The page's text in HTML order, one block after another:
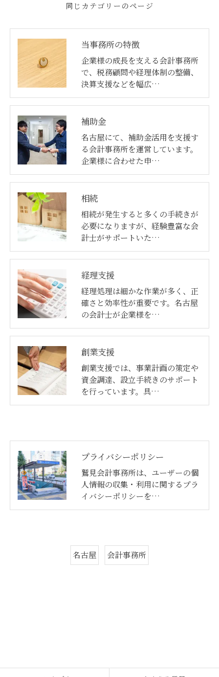
同じカテゴリーのページ
当事務所の特徴
企業様の成長を支える会計事務所
で、税務顧問や経理体制の整備、
決算支援などを幅広…
補助金
名古屋にて、補助金活用を支援す
る会計事務所を運営しています。
企業様に合わせた申…
相続
相続が発生すると多くの手続きが
必要になりますが、経験豊富な会
計士がサポートいた…
経理支援
経理処理は細かな作業が多く、正
確さと効率性が重要です。名古屋
の会計士が企業様を…
創業支援
創業支援では、事業計画の策定や
資金調達、設立手続きのサポート
を行っています。具…
プライバシーポリシー
鷲見会計事務所は、ユーザーの個
人情報の収集・利用に関するプラ
イバシーポリシーを…
名古屋 会計事務所